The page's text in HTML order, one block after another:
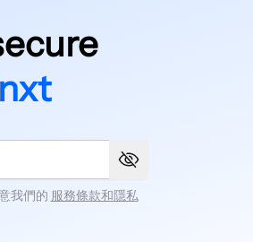
我們的 服務條款和隱私